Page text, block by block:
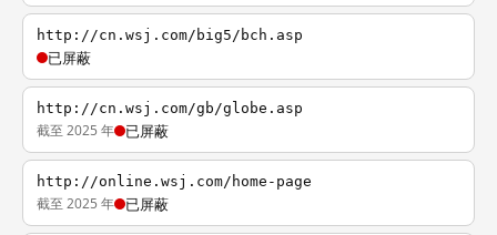
http://cn.wsj.com/big5/bch.asp
已屏蔽
http://cn.wsj.com/gb/globe.asp
截至 2025 年 已屏蔽
http://online.wsj.com/home-page
截至 2025 年 已屏蔽